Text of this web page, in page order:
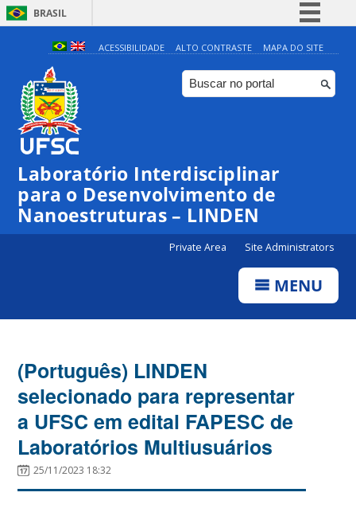
BRASIL
Simplifique!
Comunica BR
Participe
Canais
ACESSIBILIDADE ALTO CONTRASTE MAPA DO SITE
Laboratório Interdisciplinar
para o Desenvolvimento de
Nanoestruturas – LINDEN
Private Area Site Administrators
MENU
(Português) LINDEN
selecionado para representar
a UFSC em edital FAPESC de
Laboratórios Multiusuários
25/11/2023 18:32